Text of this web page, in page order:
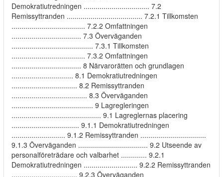
Demokratiutredningen ................................. 7.2
Remissyttranden ...................................... 7.2.1 Tillkomsten
..................................... 7.2.2 Omfattningen
................................... 7.3 Överväganden
......................................... 7.3.1 Tillkomsten
..................................... 7.3.2 Omfattningen
................................... 8 Närvarorätten och grundlagen
............................... 8.1 Demokratiutredningen
................................. 8.2 Remissyttranden
...................................... 8.3 Överväganden
......................................... 9 Lagregleringen
............................................. 9.1 Lagreglernas placering
.................................. 9.1.1 Demokratiutredningen
........................... 9.1.2 Remissyttranden .................................
9.1.3 Överväganden ................................... 9.2 Utseende av
personalföreträdare och valbarhet ............. 9.2.1
Demokratiutredningen ........................... 9.2.2 Remissyttranden
................................. 9.2.3 Överväganden